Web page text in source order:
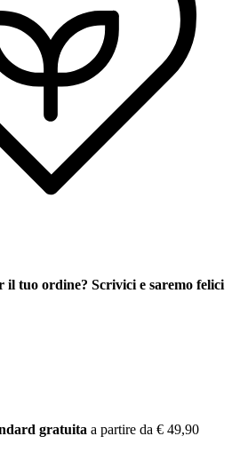
il tuo ordine? Scrivici e saremo felici
gratuita a partire da € 49,90